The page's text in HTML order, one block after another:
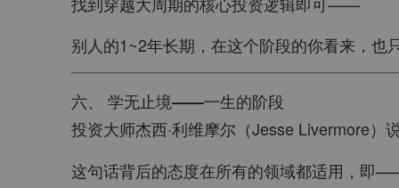
别人的1~2年长期，在这个阶段的你看来，也
六、 学无止境——一生的阶段
投资大师杰西·利维摩尔（Jesse Livermore）
这句话背后的态度在所有的领域都适用，即